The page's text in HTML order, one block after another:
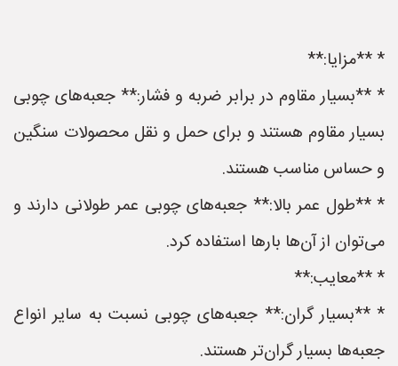
* **مزایا:**
* **بسیار مقاوم در برابر ضربه و فشار:** جعبه‌های چوبی
بسیار مقاوم هستند و برای حمل و نقل محصولات سنگین
و حساس مناسب هستند.
* **طول عمر بالا:** جعبه‌های چوبی عمر طولانی دارند و
می‌توان از آن‌ها بارها استفاده کرد.
* **معایب:**
* **بسیار گران:** جعبه‌های چوبی نسبت به سایر انواع
جعبه‌ها بسیار گران‌تر هستند.